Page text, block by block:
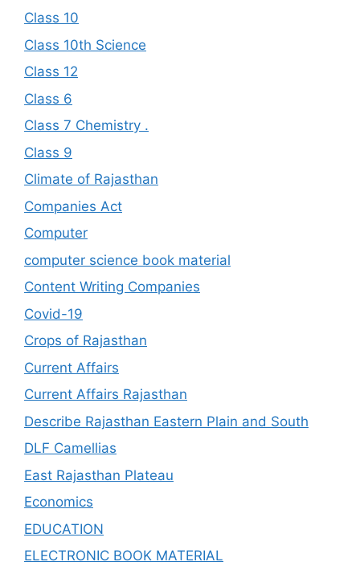
Class 10
Class 10th Science
Class 12
Class 6
Class 7 Chemistry .
Class 9
Climate of Rajasthan
Companies Act
Computer
computer science book material
Content Writing Companies
Covid-19
Crops of Rajasthan
Current Affairs
Current Affairs Rajasthan
Describe Rajasthan Eastern Plain and South
DLF Camellias
East Rajasthan Plateau
Economics
EDUCATION
ELECTRONIC BOOK MATERIAL